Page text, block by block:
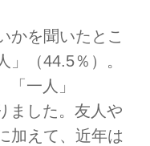
かを聞いたとこ
」（44.5％）。
一人」
ました。友人や
加えて、近年は